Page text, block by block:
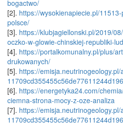
bogactwo/
[2]. https://wysokienapiecie.pl/
polsce/
[3]. https://klubjagiellonski.pl/2019/
oczko-w-glowie-chinskiej-republiki-
[4]. https://portalkomunalny.pl/plus/
drukowanych/
[5]. https://
[6]. https://energetyka24.com/
ciemna-strona-mocy-z-oze-analiza
[7]. https://